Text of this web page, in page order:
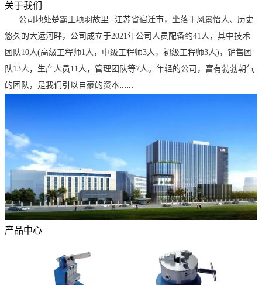
关于我们
公司地处楚霸王项羽故里--江苏省宿迁市，坐落于风景怡人、历史
悠久的大运河畔，公司成立于2021年公司人员配备约41人，其中技术
团队10人(高级工程师1人，中级工程师3人，初级工程师3人)，销售团
队13人，生产人员11人，管理团队等7人。年轻的公司，富有勃勃朝气
的团队，是我们引以自豪的资本......
产品中心